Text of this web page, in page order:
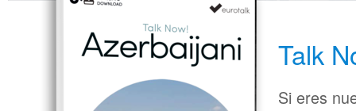
Talk
Si eres